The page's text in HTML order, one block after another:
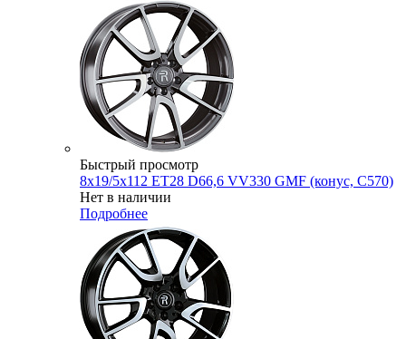
Быстрый просмотр
8x19/5x112 ET28 D66,6 VV330 GMF (конус, C570)
Нет в наличии
Подробнее